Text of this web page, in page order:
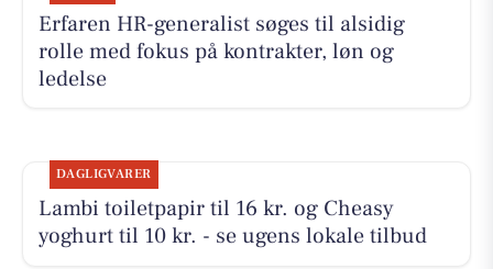
Erfaren HR-generalist søges til alsidig
rolle med fokus på kontrakter, løn og
ledelse
DAGLIGVARER
Lambi toiletpapir til 16 kr. og Cheasy
yoghurt til 10 kr. - se ugens lokale tilbud